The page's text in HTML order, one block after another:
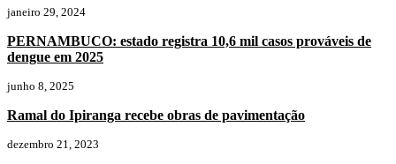
janeiro 29, 2024
PERNAMBUCO: estado registra 10,6 mil casos prováveis de
dengue em 2025
junho 8, 2025
Ramal do Ipiranga recebe obras de pavimentação
dezembro 21, 2023